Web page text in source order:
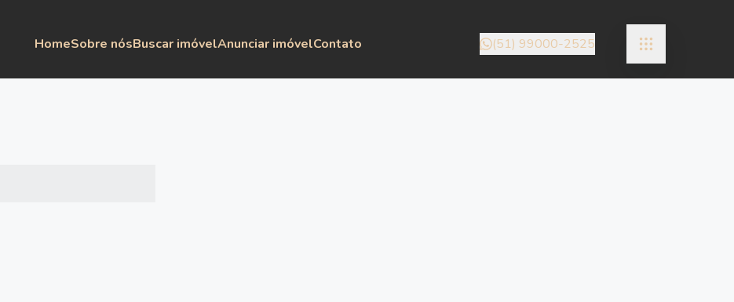
HomeSobre nósBuscar imóvelAnunciar imóvelContato (51) 99000-2525